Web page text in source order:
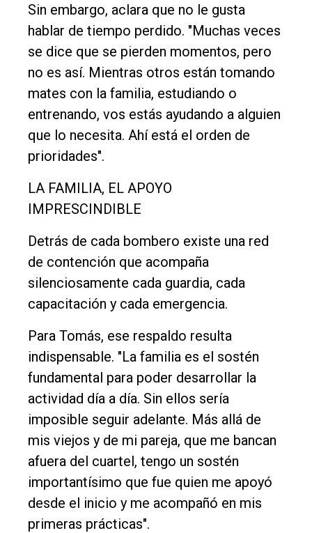
Sin embargo, aclara que no le gusta
hablar de tiempo perdido. "Muchas veces
se dice que se pierden momentos, pero
no es así. Mientras otros están tomando
mates con la familia, estudiando o
entrenando, vos estás ayudando a alguien
que lo necesita. Ahí está el orden de
prioridades".
LA FAMILIA, EL APOYO
IMPRESCINDIBLE
Detrás de cada bombero existe una red
de contención que acompaña
silenciosamente cada guardia, cada
capacitación y cada emergencia.
Para Tomás, ese respaldo resulta
indispensable. "La familia es el sostén
fundamental para poder desarrollar la
actividad día a día. Sin ellos sería
imposible seguir adelante. Más allá de
mis viejos y de mi pareja, que me bancan
afuera del cuartel, tengo un sostén
importantísimo que fue quien me apoyó
desde el inicio y me acompañó en mis
primeras prácticas".